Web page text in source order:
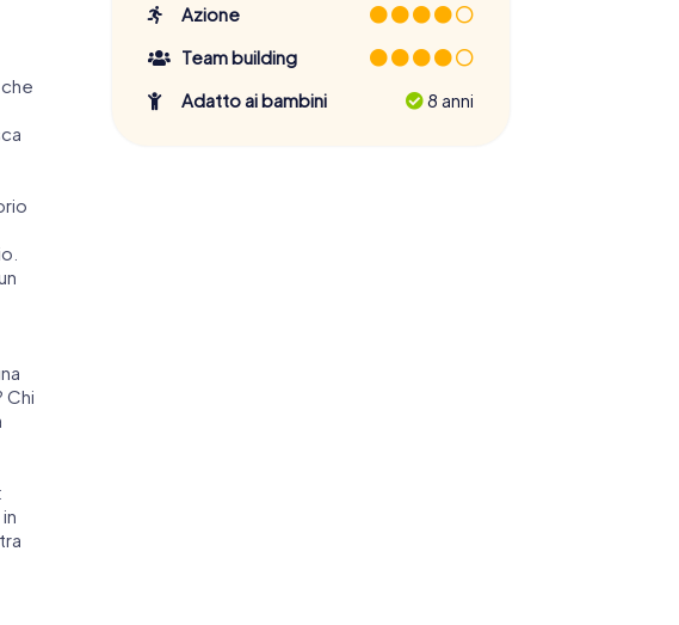
Chi
Azione
Team building
Adatto ai bambini
8 anni